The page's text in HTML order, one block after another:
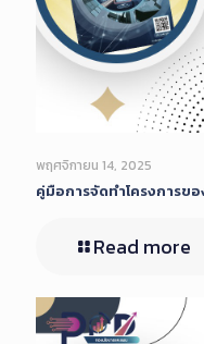
พฤศจิกายน 14, 2025
คู่มือการจัดทำโครงการข
Read more